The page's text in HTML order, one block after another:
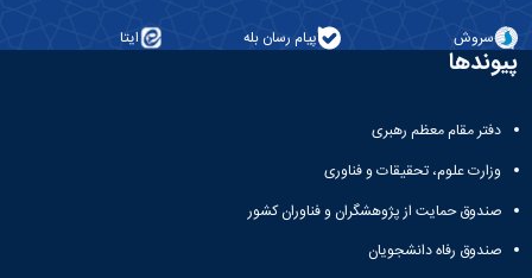
سروش پیام رسان بله ایتا
پیوندها
دفتر مقام معظم رهبری
وزارت علوم، تحقیقات و فناوری
صندوق حمایت از پژوهشگران و فناوران کشور
صندوق رفاه دانشجویان